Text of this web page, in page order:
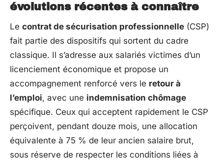
évolutions récentes à connaître
Le contrat de sécurisation professionnelle (CSP)
fait partie des dispositifs qui sortent du cadre
classique. Il s’adresse aux salariés victimes d’un
licenciement économique et propose un
accompagnement renforcé vers le retour à
l’emploi, avec une indemnisation chômage
spécifique. Ceux qui acceptent rapidement le CSP
perçoivent, pendant douze mois, une allocation
équivalente à 75 % de leur ancien salaire brut,
sous réserve de respecter les conditions liées à